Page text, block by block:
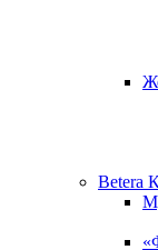
Betera